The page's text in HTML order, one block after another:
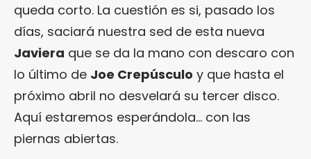
queda corto. La cuestión es si, pasado los
días, saciará nuestra sed de esta nueva
Javiera que se da la mano con descaro con
lo último de Joe Crepúsculo y que hasta el
próximo abril no desvelará su tercer disco.
Aquí estaremos esperándola… con las
piernas abiertas.